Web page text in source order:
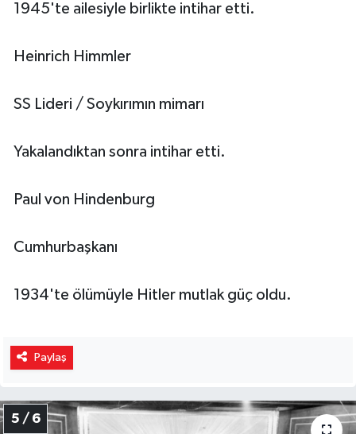
1945'te ailesiyle birlikte intihar etti.
Heinrich Himmler
SS Lideri / Soykırımın mimarı
Yakalandıktan sonra intihar etti.
Paul von Hindenburg
Cumhurbaşkanı
1934'te ölümüyle Hitler mutlak güç oldu.
Paylaş
5 / 6